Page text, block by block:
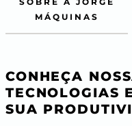
MÁQUINAS
CONHEÇA
TECNOLOGIAS
SUA